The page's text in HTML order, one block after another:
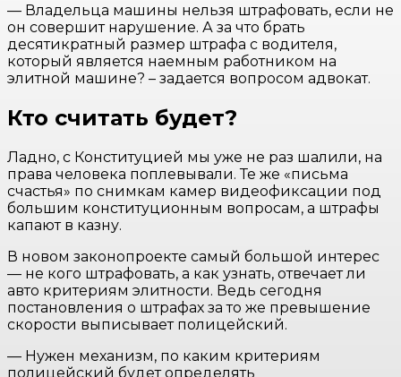
— Владельца машины нельзя штрафовать, если не
он совершит нарушение. А за что брать
десятикратный размер штрафа с водителя,
который является наемным работником на
элитной машине? – задается вопросом адвокат.
Кто считать будет?
Ладно, с Конституцией мы уже не раз шалили, на
права человека поплевывали. Те же «письма
счастья» по снимкам камер видеофиксации под
большим конституционным вопросам, а штрафы
капают в казну.
В новом законопроекте самый большой интерес
— не кого штрафовать, а как узнать, отвечает ли
авто критериям элитности. Ведь сегодня
постановления о штрафах за то же превышение
скорости выписывает полицейский.
— Нужен механизм, по каким критериям
полицейский будет определять